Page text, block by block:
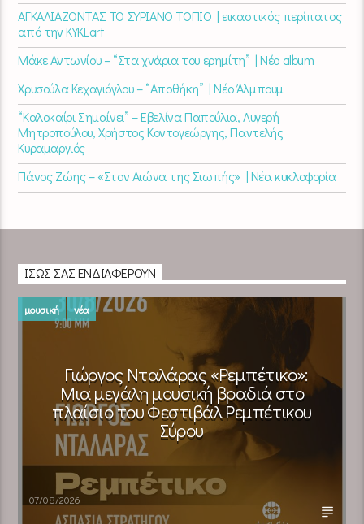
ΑΓΚΑΛΙΑΖΟΝΤΑΣ ΤΟ ΣΥΡΙΑΝΟ ΤΟΠΙΟ | εικαστικός περίπατος
από την KYKLart
Μάκε Αντωνίου – “Στα χνάρια του ερημίτη” | Νέο album
Χρυσούλα Κεχαγιόγλου – “Αποθήκη” | Νέο Άλμπουμ
“Καλοκαίρι Σημαίνει” – Εβελίνα Παπούλια, Λυγερή
Μητροπούλου, Χρήστος Κοντογεώργης, Παντελής
Κυραμαργιός
Πάνος Ζώης – «Στον Αιώνα της Σιωπής» | Νέα κυκλοφορία
ΊΣΩΣ ΣΑΣ ΕΝΔΙΑΦΈΡΟΥΝ
μουσική νέα
Γιώργος Νταλάρας «Ρεμπέτικο»:
Μια μεγάλη μουσική βραδιά στο
πλαίσιο του Φεστιβάλ Ρεμπέτικου
Σύρου
07/08/2026